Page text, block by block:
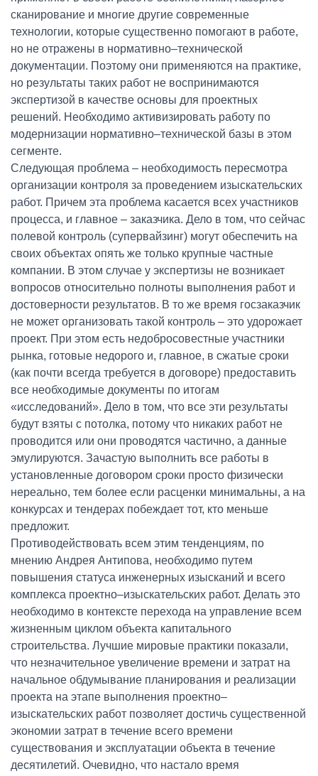
сканирование и многие другие современные
технологии, которые существенно помогают в работе,
но не отражены в нормативно–технической
документации. Поэтому они применяются на практике,
но результаты таких работ не воспринимаются
экспертизой в качестве основы для проектных
решений. Необходимо активизировать работу по
модернизации нормативно–технической базы в этом
сегменте.
Следующая проблема – необходимость пересмотра
организации контроля за проведением изыскательских
работ. Причем эта проблема касается всех участников
процесса, и главное – заказчика. Дело в том, что сейчас
полевой контроль (супервайзинг) могут обеспечить на
своих объектах опять же только крупные частные
компании. В этом случае у экспертизы не возникает
вопросов относительно полноты выполнения работ и
достоверности результатов. В то же время госзаказчик
не может организовать такой контроль – это удорожает
проект. При этом есть недобросовестные участники
рынка, готовые недорого и, главное, в сжатые сроки
(как почти всегда требуется в договоре) предоставить
все необходимые документы по итогам
«исследований». Дело в том, что все эти результаты
будут взяты с потолка, потому что никаких работ не
проводится или они проводятся частично, а данные
эмулируются. Зачастую выполнить все работы в
установленные договором сроки просто физически
нереально, тем более если расценки минимальны, а на
конкурсах и тендерах побеждает тот, кто меньше
предложит.
Противодействовать всем этим тенденциям, по
мнению Андрея Антипова, необходимо путем
повышения статуса инженерных изысканий и всего
комплекса проектно–изыскательских работ. Делать это
необходимо в контексте перехода на управление всем
жизненным циклом объекта капитального
строительства. Лучшие мировые практики показали,
что незначительное увеличение времени и затрат на
начальное обдумывание планирования и реализации
проекта на этапе выполнения проектно–
изыскательских работ позволяет достичь существенной
экономии затрат в течение всего времени
существования и эксплуатации объекта в течение
десятилетий. Очевидно, что настало время